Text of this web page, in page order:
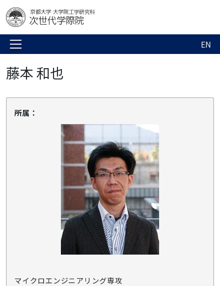
EN
藤本 和也
所属：
マイクロエンジニアリング専攻